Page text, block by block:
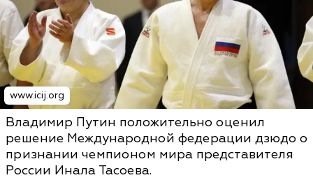
www.icij.org
Владимир Путин положительно оценил
решение Международной федерации дзюдо о
признании чемпионом мира представителя
России Инала Тасоева.